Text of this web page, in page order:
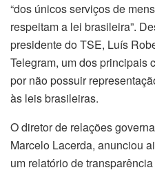
“dos únicos serviços de
respeitam a lei brasileira”.
presidente do TSE, Luís
Telegram, um dos principais
por não possuir
às leis brasileiras.
O diretor de relações
Marcelo Lacerda, anunciou
um relatório de